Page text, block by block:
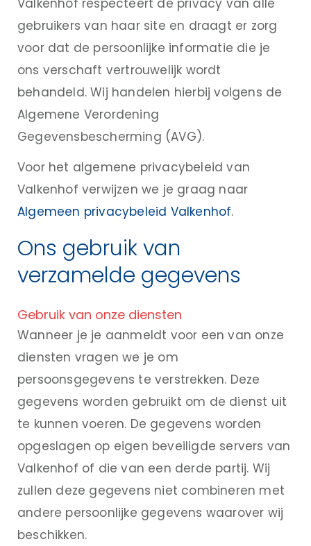
Valkenhof respecteert de privacy van alle
gebruikers van haar site en draagt er zorg
voor dat de persoonlijke informatie die je
ons verschaft vertrouwelijk wordt
behandeld. Wij handelen hierbij volgens de
Algemene Verordening
Gegevensbescherming (AVG).
Voor het algemene privacybeleid van
Valkenhof verwijzen we je graag naar
Algemeen privacybeleid Valkenhof.
Ons gebruik van
verzamelde gegevens
Gebruik van onze diensten
Wanneer je je aanmeldt voor een van onze
diensten vragen we je om
persoonsgegevens te verstrekken. Deze
gegevens worden gebruikt om de dienst uit
te kunnen voeren. De gegevens worden
opgeslagen op eigen beveiligde servers van
Valkenhof of die van een derde partij. Wij
zullen deze gegevens niet combineren met
andere persoonlijke gegevens waarover wij
beschikken.